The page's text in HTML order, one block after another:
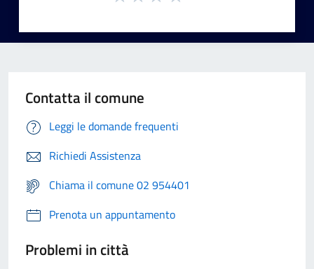
Contatta il comune
Leggi le domande frequenti
Richiedi Assistenza
Chiama il comune 02 954401
Prenota un appuntamento
Problemi in città